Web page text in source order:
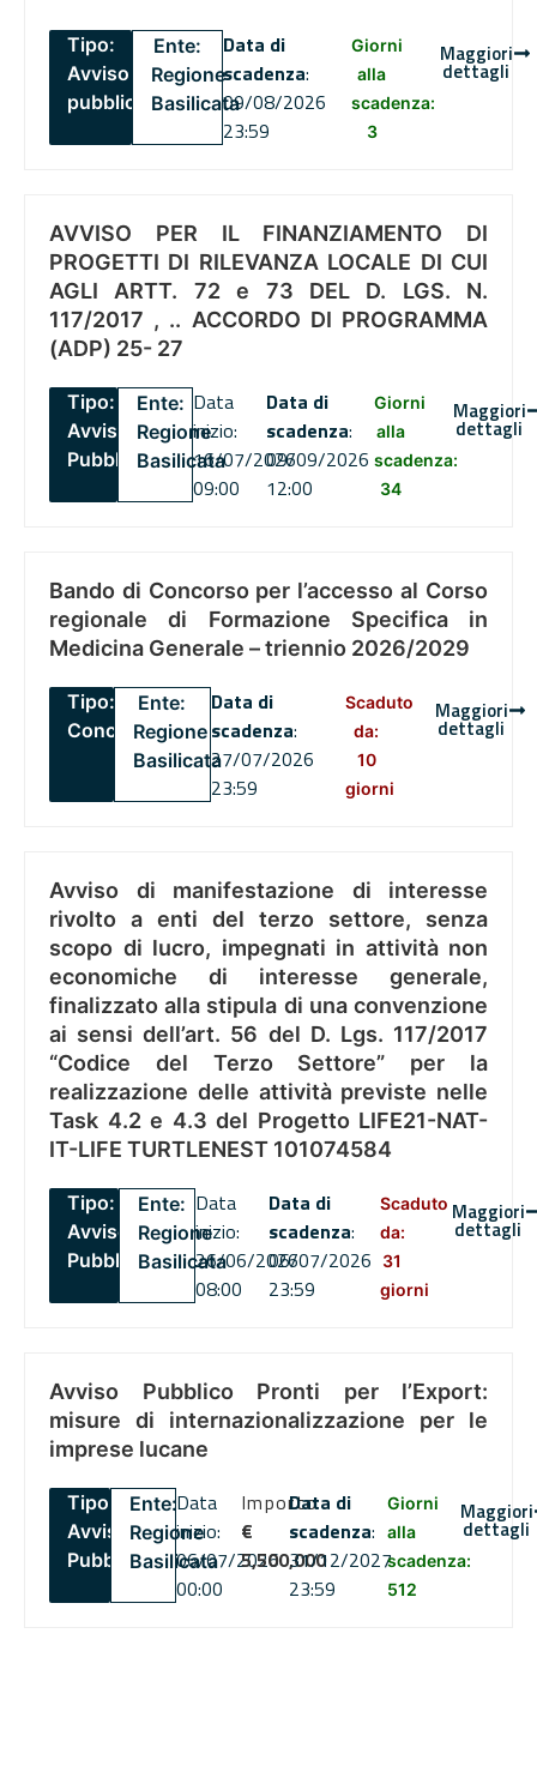
Tipo:
Avviso
pubblico
Ente:
Regione
Basilicata
Data di
scadenza:
09/08/2026
23:59
Giorni
alla
scadenza:
3
Maggiori
dettagli
AVVISO PER IL FINANZIAMENTO DI
PROGETTI DI RILEVANZA LOCALE DI CUI
AGLI ARTT. 72 e 73 DEL D. LGS. N.
117/2017 , .. ACCORDO DI PROGRAMMA
(ADP) 25- 27
Tipo:
Avviso
Pubblico
Ente:
Regione
Basilicata
Data
inizio:
16/07/2026
09:00
Data di
scadenza:
09/09/2026
12:00
Giorni
alla
scadenza:
34
Maggiori
dettagli
Bando di Concorso per l’accesso al Corso
regionale di Formazione Specifica in
Medicina Generale – triennio 2026/2029
Tipo:
Concorsi
Ente:
Regione
Basilicata
Data di
scadenza:
27/07/2026
23:59
Scaduto
da:
10
giorni
Maggiori
dettagli
Avviso di manifestazione di interesse
rivolto a enti del terzo settore, senza
scopo di lucro, impegnati in attività non
economiche di interesse generale,
finalizzato alla stipula di una convenzione
ai sensi dell’art. 56 del D. Lgs. 117/2017
“Codice del Terzo Settore” per la
realizzazione delle attività previste nelle
Task 4.2 e 4.3 del Progetto LIFE21-NAT-
IT-LIFE TURTLENEST 101074584
Tipo:
Avviso
Pubblico
Ente:
Regione
Basilicata
Data
inizio:
26/06/2026
08:00
Data di
scadenza:
06/07/2026
23:59
Scaduto
da:
31
giorni
Maggiori
dettagli
Avviso Pubblico Pronti per l’Export:
misure di internazionalizzazione per le
imprese lucane
Tipo:
Avviso
Pubblico
Ente:
Regione
Basilicata
Data
inizio:
06/07/2026
00:00
Importo
€
5,500,000
Data di
scadenza:
31/12/2027
23:59
Giorni
alla
scadenza:
512
Maggiori
dettagli